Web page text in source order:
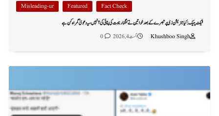
Fact Check
Featured
Misleading-ur
فیکٹ چیک: کیا جنریشن زی پر تبصرے کے بعد خواتین نے کنگنا رناوت کی پٹائی کی؟ نہیں، یہ دعویٰ گمراہ کن ہے
Khushboo Singh
اگست 4, 2026 0